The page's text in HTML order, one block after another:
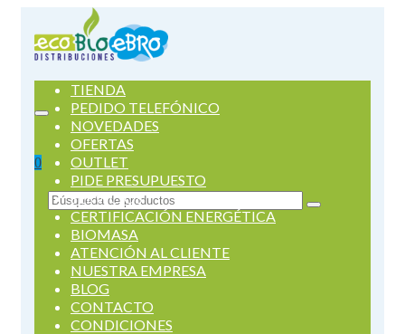
0
Buscar
por:
TIENDA
PEDIDO TELEFÓNICO
NOVEDADES
OFERTAS
OUTLET
PIDE PRESUPUESTO
SERVICIOS
CERTIFICACIÓN ENERGÉTICA
BIOMASA
ATENCIÓN AL CLIENTE
NUESTRA EMPRESA
BLOG
CONTACTO
CONDICIONES